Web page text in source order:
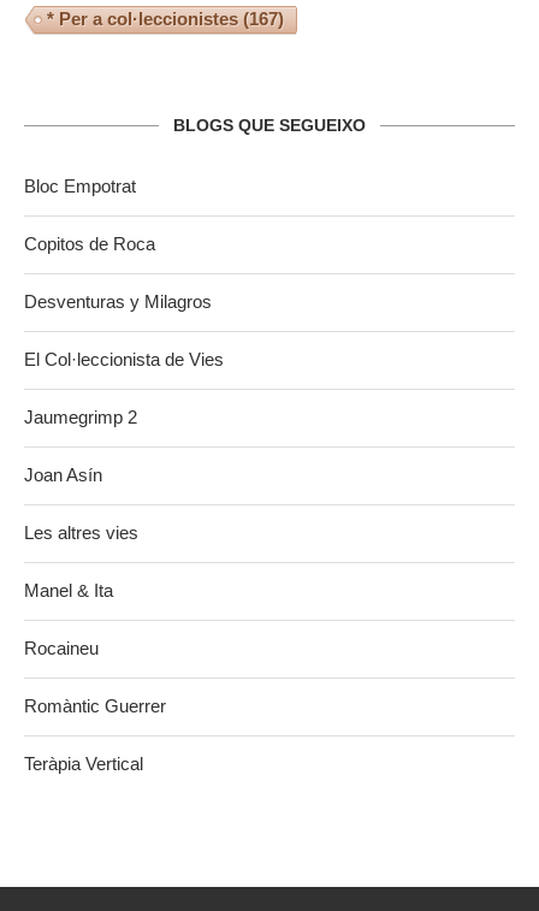
* Per a col·leccionistes (167)
BLOGS QUE SEGUEIXO
Bloc Empotrat
Copitos de Roca
Desventuras y Milagros
El Col·leccionista de Vies
Jaumegrimp 2
Joan Asín
Les altres vies
Manel & Ita
Rocaineu
Romàntic Guerrer
Teràpia Vertical